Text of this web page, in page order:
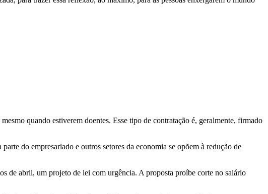
quando estiverem doentes. Esse tipo de contratação é, geralmente, firmado
do empresariado e outros setores da economia se opõem à redução de
de abril, um projeto de lei com urgência. A proposta proíbe corte no salário